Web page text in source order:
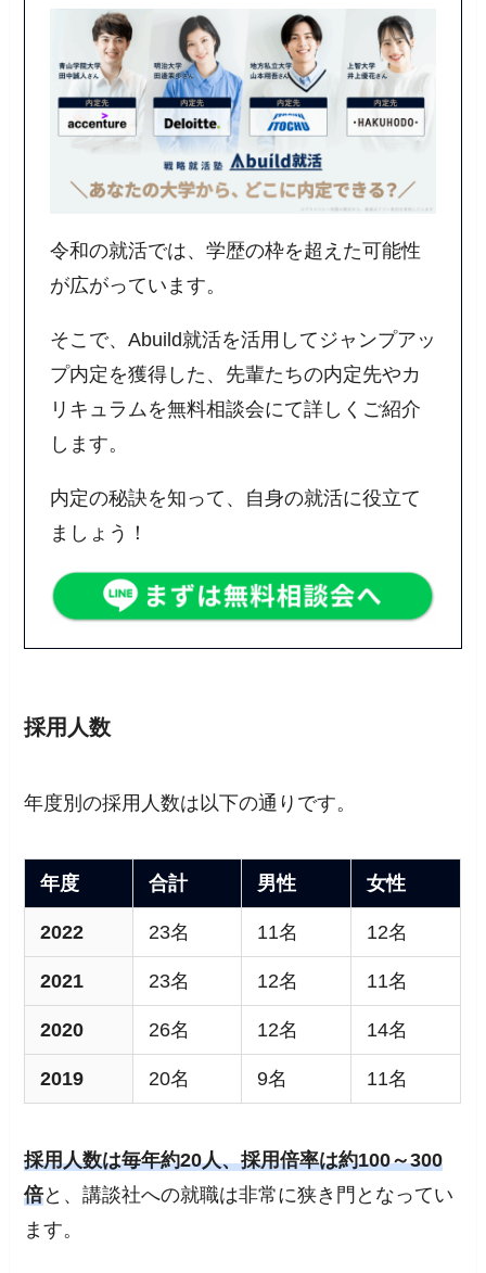
令和の就活では、学歴の枠を超えた可能性
が広がっています。
そこで、Abuild就活を活用してジャンプアッ
プ内定を獲得した、先輩たちの内定先やカ
リキュラムを無料相談会にて詳しくご紹介
します。
内定の秘訣を知って、自身の就活に役立て
ましょう！
採用人数
年度別の採用人数は以下の通りです。
年度 合計 男性 女性
2022 23名 11名 12名
2021 23名 12名 11名
2020 26名 12名 14名
2019 20名 9名 11名
採用人数は毎年約20人、採用倍率は約100～300
倍と、講談社への就職は非常に狭き門となってい
ます。